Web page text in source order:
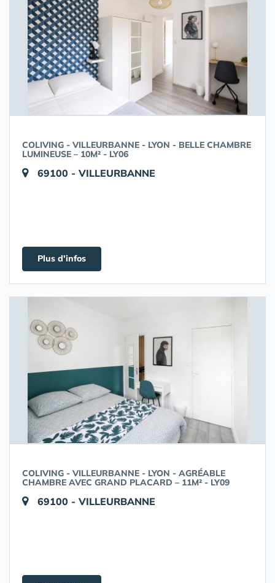
COLIVING - VILLEURBANNE - LYON - BELLE CHAMBRE
LUMINEUSE – 10M² - LY06
69100 - VILLEURBANNE
Plus d'infos
COLIVING - VILLEURBANNE - LYON - AGRÉABLE
CHAMBRE AVEC GRAND PLACARD – 11M² - LY09
69100 - VILLEURBANNE